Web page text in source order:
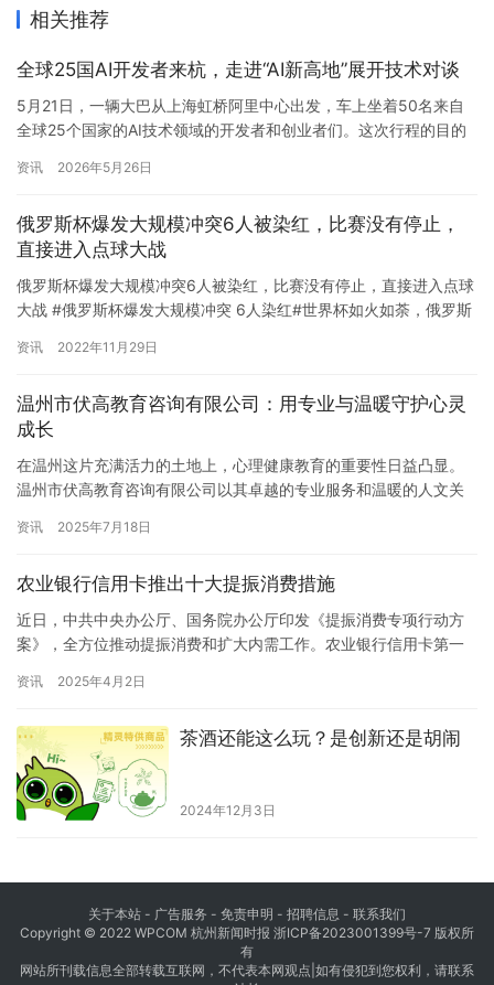
相关推荐
全球25国AI开发者来杭，走进“AI新高地”展开技术对谈
5月21日，一辆大巴从上海虹桥阿里中心出发，车上坐着50名来自
全球25个国家的AI技术领域的开发者和创业者们。这次行程的目的
部云谷园区的探寻之旅，并将与阿里云团队展开一场关于AI模型、
名为muShanghai的国际开源社区快闪实验中备受关…
资讯 2026年5月26日
俄罗斯杯爆发大规模冲突6人被染红，比赛没有停止，
直接进入点球大战
俄罗斯杯爆发大规模冲突6人被染红，比赛没有停止，直接进入点球
大战 #俄罗斯杯爆发大规模冲突 6人染红#世界杯如火如荼，俄罗斯
赛，泽尼特主场迎战莫斯科斯巴达。补时阶段发生了大规模冲突，
普罗梅斯发生肢体冲突，直接掐住对方脖子。和泽尼特后卫罗德里
贡互…
资讯 2022年11月29日
温州市伏高教育咨询有限公司：用专业与温暖守护心灵
成长
在温州这片充满活力的土地上，心理健康教育的重要性日益凸显。
温州市伏高教育咨询有限公司以其卓越的专业服务和温暖的人文关
学培训及相关服务的机构，伏高教育拥有一支由资深心理学家、心
践经验，为客户量身定制个性化服务，满足不同人群在心理咨询、
治疗、评估及…
资讯 2025年7月18日
农业银行信用卡推出十大提振消费措施
近日，中共中央办公厅、国务院办公厅印发《提振消费专项行动方
案》，全方位推动提振消费和扩大内需工作。农业银行信用卡第一
活。 聚焦大宗消费，推动以旧换新 农行信用卡全面扩大消费品以旧
各地政府、银联、线上平台，叠加资源参与消…
资讯 2025年4月2日
茶酒还能这么玩？是创新还是胡闹
2024年12月3日
关于本站 - 广告服务 - 免责申明 - 招聘信息 - 联系我们
Copyright © 2022 WPCOM 杭州新闻时报 浙ICP备2023001399号-7 版权所
有
网站所刊载信息全部转载互联网，不代表本网观点|如有侵犯到您权利，请联系